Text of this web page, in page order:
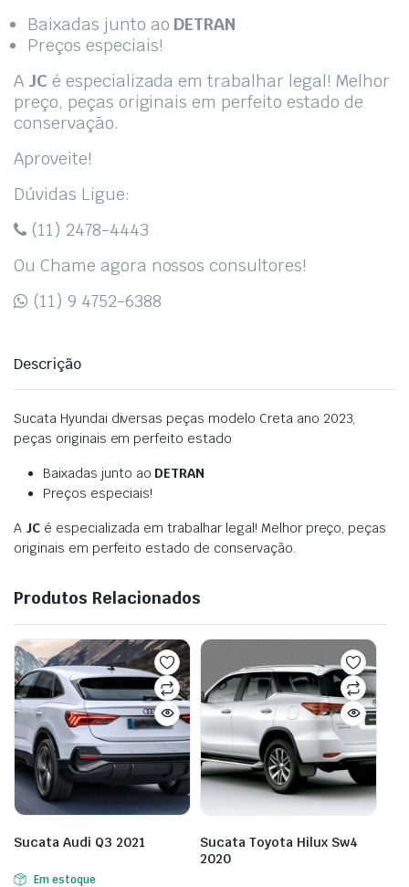
Baixadas junto ao DETRAN
Preços especiais!
A JC é especializada em trabalhar legal! Melhor
preço, peças originais em perfeito estado de
conservação.
Aproveite!
Dúvidas Ligue:
(11) 2478-4443
Ou Chame agora nossos consultores!
(11) 9 4752-6388
Descrição
Sucata Hyundai diversas peças modelo Creta ano 2023,
peças originais em perfeito estado
Baixadas junto ao DETRAN
Preços especiais!
A JCé especializada em trabalhar legal! Melhor preço, peças
originais em perfeito estado de conservação.
Produtos Relacionados
Sucata Audi Q3 2021
Em estoque
Sucata Toyota Hilux Sw4
2020